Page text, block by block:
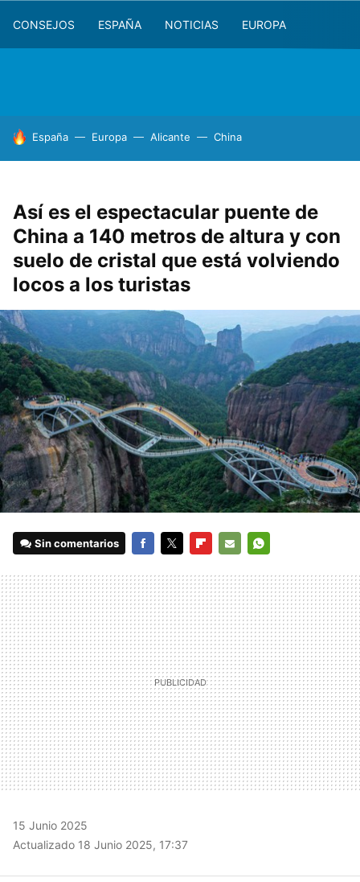
CONSEJOS ESPAÑA NOTICIAS EUROPA
HOY SE HABLA DE
España Europa Alicante China
Así es el espectacular puente de
China a 140 metros de altura y con
suelo de cristal que está volviendo
locos a los turistas
Sin comentarios
MAIL
15 Junio 2025
Actualizado 18 Junio 2025, 17:37